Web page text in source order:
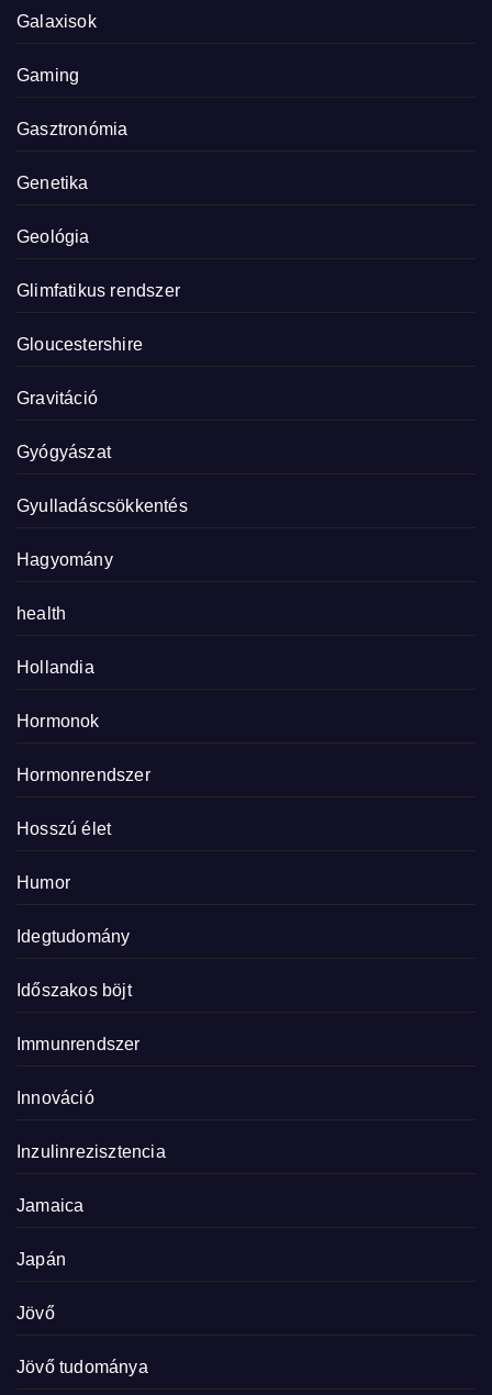
Galaxisok
Gaming
Gasztronómia
Genetika
Geológia
Glimfatikus rendszer
Gloucestershire
Gravitáció
Gyógyászat
Gyulladáscsökkentés
Hagyomány
health
Hollandia
Hormonok
Hormonrendszer
Hosszú élet
Humor
Idegtudomány
Időszakos böjt
Immunrendszer
Innováció
Inzulinrezisztencia
Jamaica
Japán
Jövő
Jövő tudománya